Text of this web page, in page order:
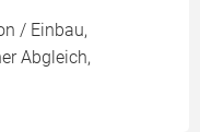
/ Einbau,
Abgleich,